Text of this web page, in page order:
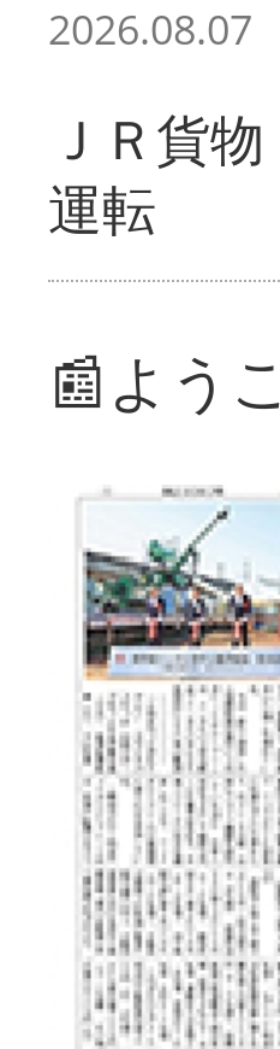
2026.08.07
ＪＲ貨
運転
📰よう